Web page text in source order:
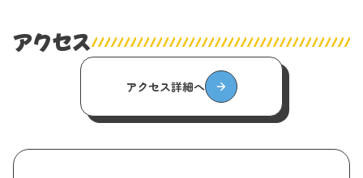
アクセス
アクセス詳細へ